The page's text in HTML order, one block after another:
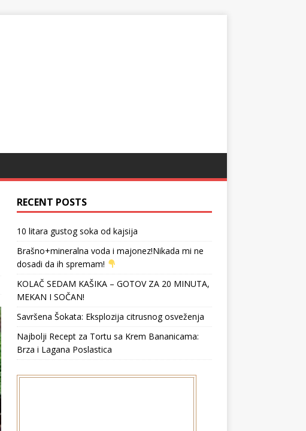
RECENT POSTS
10 litara gustog soka od kajsija
Brašno+mineralna voda i majonez!Nikada mi ne
dosadi da ih spremam!
KOLAČ SEDAM KAŠIKA – GOTOV ZA 20 MINUTA,
MEKAN I SOČAN!
Savršena Šokata: Eksplozija citrusnog osveženja
Najbolji Recept za Tortu sa Krem Bananicama:
Brza i Lagana Poslastica